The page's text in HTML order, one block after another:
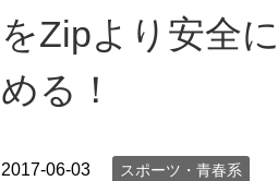
をZipより安全
める！
2017-06-03 スポーツ・青春系